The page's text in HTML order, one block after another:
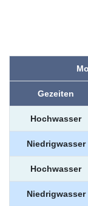
Gezeiten
Hochwasser
Niedrigwasser
Hochwasser
Niedrigwasser